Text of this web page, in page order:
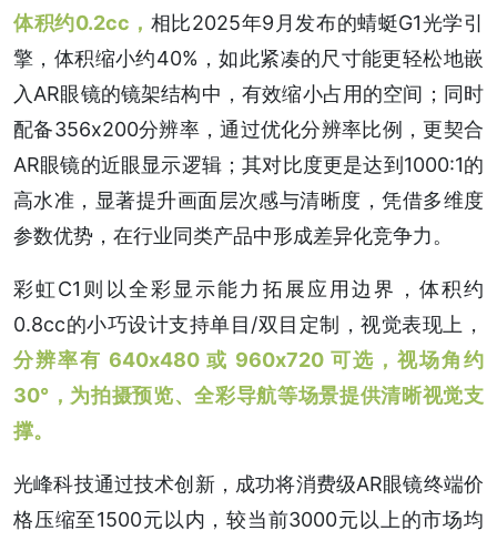
体积约0.2cc， 相比2025年9月发布的蜻蜓G1光学引
擎，体积缩小约40%，如此紧凑的尺寸能更轻松地嵌
入AR眼镜的镜架结构中，有效缩小占用的空间；同时
配备356x200分辨率，通过优化分辨率比例，更契合
AR眼镜的近眼显示逻辑；其对比度更是达到1000:1的
高水准，显著提升画面层次感与清晰度，凭借多维度
参数优势，在行业同类产品中形成差异化竞争力。
彩虹C1则以全彩显示能力拓展应用边界，体积约
0.8cc的小巧设计支持单目/双目定制，视觉表现上，
分辨率有 640x480 或 960x720 可选，视场角约
30°，为拍摄预览、全彩导航等场景提供清晰视觉支
撑。
光峰科技通过技术创新，成功将消费级AR眼镜终端价
格压缩至1500元以内，较当前3000元以上的市场均